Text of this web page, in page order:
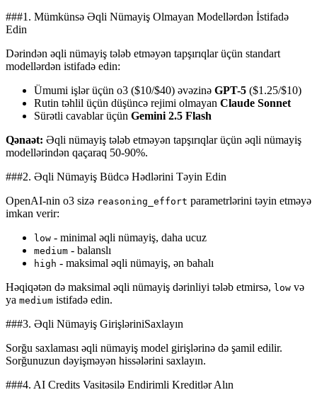
###1. Mümkünsə Əqli Nümayiş Olmayan Modellərdən İstifadə
Edin
Dərindən əqli nümayiş tələb etməyən tapşırıqlar üçün standart
modellərdən istifadə edin:
Ümumi işlər üçün o3 ($10/$40) əvəzinə GPT-5 ($1.25/$10)
Rutin təhlil üçün düşüncə rejimi olmayan Claude Sonnet
Sürətli cavablar üçün Gemini 2.5 Flash
Qənaət: Əqli nümayiş tələb etməyən tapşırıqlar üçün əqli nümayiş
modellərindən qaçaraq 50-90%.
###2. Əqli Nümayiş Büdcə Hədlərini Təyin Edin
OpenAI-nin o3 sizə reasoning_effort parametrlərini təyin etməyə
imkan verir:
low - minimal əqli nümayiş, daha ucuz
medium - balanslı
high - maksimal əqli nümayiş, ən bahalı
Həqiqətən də maksimal əqli nümayiş dərinliyi tələb etmirsə, low və
ya medium istifadə edin.
###3. Əqli Nümayiş GirişləriniSaxlayın
Sorğu saxlaması əqli nümayiş model girişlərinə də şamil edilir.
Sorğunuzun dəyişməyən hissələrini saxlayın.
###4. AI Credits Vasitəsilə Endirimli Kreditlər Alın